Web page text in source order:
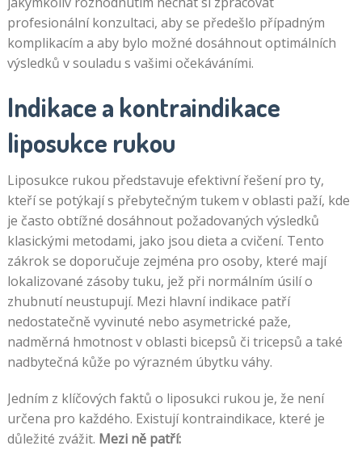
profesionální konzultaci, aby se předešlo případným
komplikacím a aby bylo možné dosáhnout optimálních
výsledků v souladu s vašimi očekáváními.
Indikace a kontraindikace
liposukce rukou
Liposukce rukou představuje efektivní řešení pro ty,
kteří se potýkají s přebytečným tukem v oblasti paží, kde
je často obtížné dosáhnout požadovaných výsledků
klasickými metodami, jako jsou dieta a cvičení. Tento
zákrok se doporučuje zejména pro osoby, které mají
lokalizované zásoby tuku, jež při normálním úsilí o
zhubnutí neustupují. Mezi hlavní indikace patří
nedostatečně vyvinuté nebo asymetrické paže,
nadměrná hmotnost v oblasti bicepsů či tricepsů a také
nadbytečná kůže po výrazném úbytku váhy.
Jedním z klíčových faktů o liposukci rukou je, že není
určena pro každého. Existují kontraindikace, které je
důležité zvážit. Mezi ně patří: